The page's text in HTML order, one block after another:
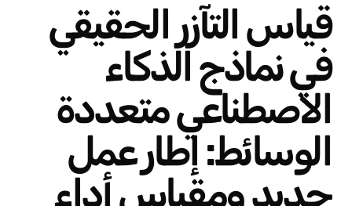
قياس التآزر الحقيقي
في نماذج الذكاء
الاصطناعي متعددة
الوسائط: إطار عمل
جديد ومقياس أداء